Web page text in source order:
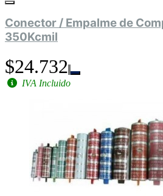
Conector / Empalme de
350Kcmil
$24.732
IVA Incluido